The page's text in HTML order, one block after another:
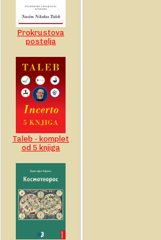
Prokrustova
postelja
Taleb - komplet
od 5 knjiga